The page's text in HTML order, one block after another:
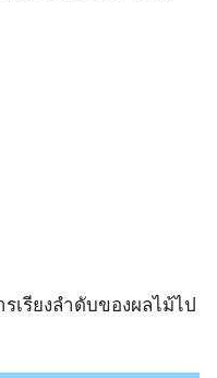
เรียงลำดับของผลไม้ไป